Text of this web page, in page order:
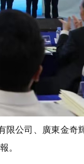
限公司、廣東金奇
。